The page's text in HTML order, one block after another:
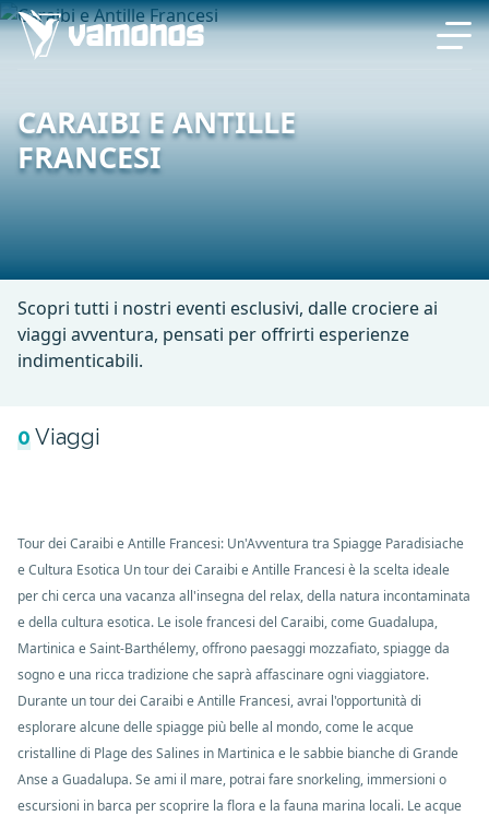
CARAIBI E ANTILLE
FRANCESI
Scopri tutti i nostri eventi esclusivi, dalle crociere ai
viaggi avventura, pensati per offrirti esperienze
indimenticabili.
0Viaggi
Tour dei Caraibi e Antille Francesi: Un'Avventura tra Spiagge Paradisiache
e Cultura Esotica Un tour dei Caraibi e Antille Francesi è la scelta ideale
per chi cerca una vacanza all'insegna del relax, della natura incontaminata
e della cultura esotica. Le isole francesi del Caraibi, come Guadalupa,
Martinica e Saint-Barthélemy, offrono paesaggi mozzafiato, spiagge da
sogno e una ricca tradizione che saprà affascinare ogni viaggiatore.
Durante un tour dei Caraibi e Antille Francesi, avrai l'opportunità di
esplorare alcune delle spiagge più belle al mondo, come le acque
cristalline di Plage des Salines in Martinica e le sabbie bianche di Grande
Anse a Guadalupa. Se ami il mare, potrai fare snorkeling, immersioni o
escursioni in barca per scoprire la flora e la fauna marina locali. Le acque